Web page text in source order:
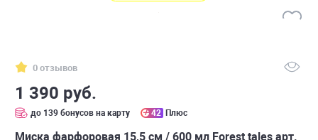
0 отзывов
1 390 руб.
до 139 бонусов на карту 42 Плюс
Миска фарфоровая 15,5 см / 600 мл Forest tales арт.